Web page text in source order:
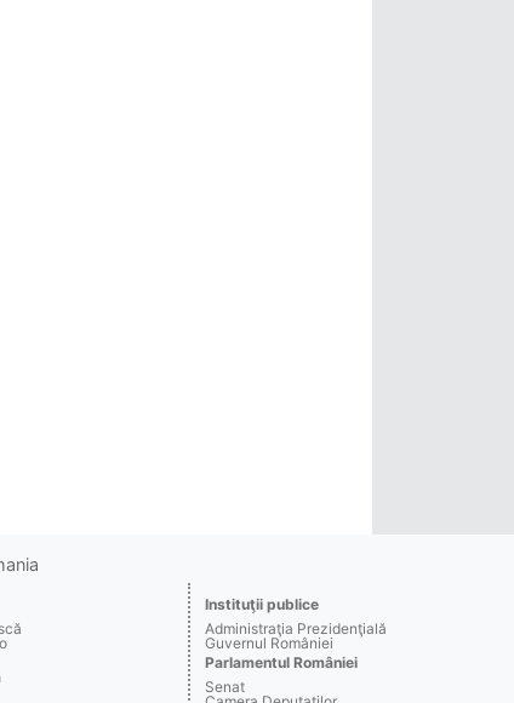
Instituţii publice
Administraţia Prezidenţială
Guvernul României
Parlamentul României
Senat